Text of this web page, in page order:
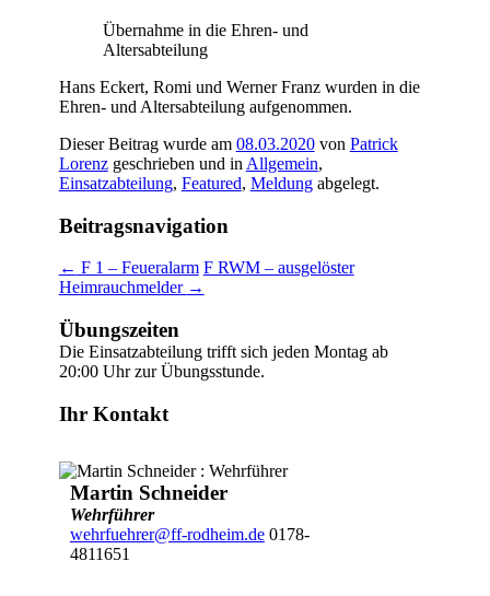
Übernahme in die Ehren- und
Altersabteilung
Hans Eckert, Romi und Werner Franz wurden in die
Ehren- und Altersabteilung aufgenommen.
Dieser Beitrag wurde am 08.03.2020von Patrick
Lorenzgeschrieben und in Allgemein,
Einsatzabteilung, Featured, Meldungabgelegt.
Beitragsnavigation
← F 1 – Feueralarm F RWM – ausgelöster
Heimrauchmelder →
Übungszeiten
Die Einsatzabteilung trifft sich jeden Montag ab
20:00 Uhr zur Übungsstunde.
Ihr Kontakt
Martin Schneider
Wehrführer
wehrfuehrer@ff-rodheim.de0178-
4811651